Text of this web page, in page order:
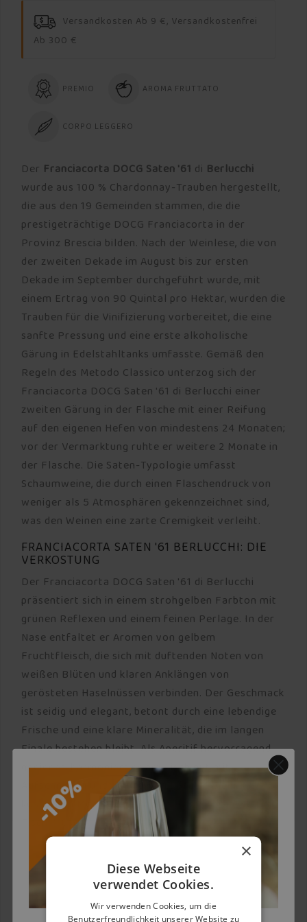
Versandkosten Ab 9 €, Versandkostenfrei
Ab 300 €
PREMIO AROMA FRUTTATO
CORPO LEGGERO
Der Franciacorta DOCG Saten '61 di Berlucchi
wurde aus 100 % Chardonnay-Trauben hergestellt,
die aus den 19 Gemeinden stammen, die die
prestigeträchtige DOCG Franciacorta in der
Provinz Brescia bilden. Nach der Weinlese, die von
der zweiten Dekade im August bis zur ersten
Dekade im September durchgeführt wurde, mit
einem Ertrag von 90 Quintal pro Hektar, wurden die
Trauben für die Vinifizierung vorbereitet, die eine
sanfte Pressung und eine erste alkoholische
Gärung in Edelstahltanks umfasste. Gemäß den
Regeln des Metodo Classico unterzog sich der
Franciacorta DOCG Saten '61 di Berlucchi einer
zweiten Gärung in der Flasche mit einer Reifung
auf den eigenen Hefen von mindestens 24 Monaten;
vor der Vermarktung ruhte er weitere 2 Monate in
der Flasche. Die Saten-Typologie umfasst
Schaumweine, die durch einen Flaschendruck von
weniger als 5 Atmosphären gekennzeichnet sind,
was den Weinen eine zarte Cremigkeit verleiht.
FRANCIACORTA SATEN '61 BERLUCCHI: DIE
VERKOSTUNG
Der Franciacorta DOCG Saten '61 di Berlucchi
präsentiert sich in einem strohgelben Farbton mit
grünen Reflexen und einem feinen Perlage. In der
Nase entfaltet er Aromen von gelbem
Fruchtfleisch, die sich mit duftenden Noten von
weißen Blüten und klaren Anklängen von
gerösteten Haselnüssen verbinden. Der Geschmack
ist seidig und elegant, betont durch eine lebendige
Frische und eine klare Mineralität, die im langen
Finale bestehen bleibt. Als Aperitif hervorragend
geeignet, harmoniert er am Tisch gut mit
Aufschnitten und halbreifem Käse sowie mit
köstlichen Meeresgerichten auf Basis von weißem
Fisch, Muscheln und Krustentieren.
×
Diese Webseite
verwendet Cookies.
Wir verwenden Cookies, um die
Benutzerfreundlichkeit unserer Website zu